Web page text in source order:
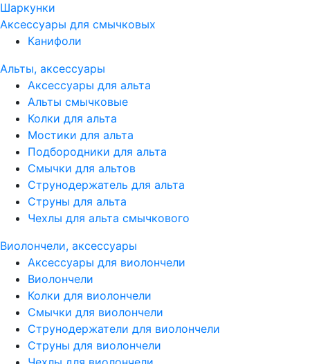
Шаркунки
Аксессуары для смычковых
Канифоли
Альты, аксессуары
Аксессуары для альта
Альты смычковые
Колки для альта
Мостики для альта
Подбородники для альта
Смычки для альтов
Струнодержатель для альта
Струны для альта
Чехлы для альта смычкового
Виолончели, аксессуары
Аксессуары для виолончели
Виолончели
Колки для виолончели
Смычки для виолончели
Струнодержатели для виолончели
Струны для виолончели